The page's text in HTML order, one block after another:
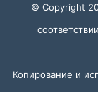
© Copyright
Копирование и